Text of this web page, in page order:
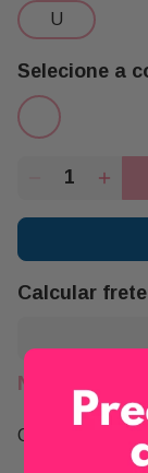
u
Calcular
Não sei meu
Compartilhe: